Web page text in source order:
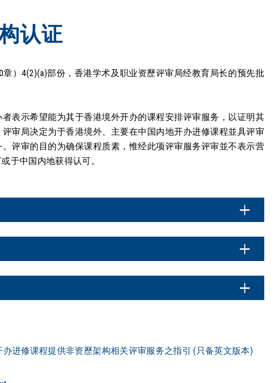
认证
章）4(2)(a)部份，香港学术及职业资歷评审局经教育局长的预先批
表示希望能为其于香港境外开办的课程安排评审服务，以证明其
审局决定为于香港境外、主要在中国内地开办进修课程並具评审
评审的目的为确保课程质素，惟经此项评审服务评审並不表示营
于中国内地获得认可。
进修课程提供非资歷架构相关评审服务之指引 (只备英文版本)